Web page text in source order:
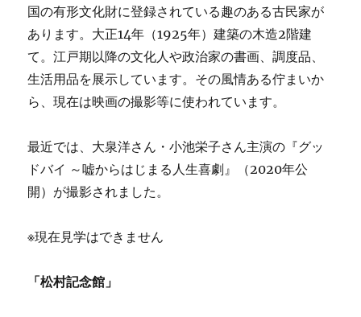
国の有形文化財に登録されている趣のある古民家が
あります。大正14年（1925年）建築の木造2階建
て。江戸期以降の文化人や政治家の書画、調度品、
生活用品を展示しています。その風情ある佇まいか
ら、現在は映画の撮影等に使われています。
最近では、大泉洋さん・小池栄子さん主演の『グッ
ドバイ ～嘘からはじまる人生喜劇』（2020年公
開）が撮影されました。
※現在見学はできません
「松村記念館」